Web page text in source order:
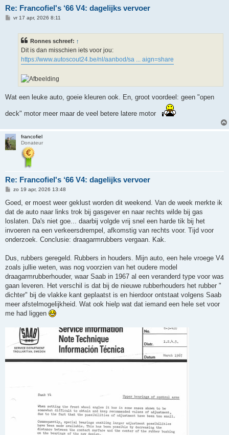
Re: Francofiel's ‘66 V4: dagelijks vervoer
Bvr 17 apr, 2026 8:11
Ronnes schreef: ↑
Dit is dan misschien iets voor jou:
https://www.autoscout24.be/nl/aanbod/sa ... aign=share
Wat een leuke auto, goeie kleuren ook. En, groot voordeel: geen "open
deck" motor meer maar de veel betere latere motor
francofiel
Donateur
Re: Francofiel's ‘66 V4: dagelijks vervoer
B
r
c
h
zo 19 apr, 2026 13:48
Goed, er moest weer geklust worden dit weekend. Van de week merkte ik
dat de auto naar links trok bij gasgever en naar rechts wilde bij gas
loslaten. Da's niet goe... daarbij volgde vrij snel een harde tik bij het
invoeren na een verkeersdrempel, afkomstig van rechts voor. Tijd voor
onderzoek. Conclusie: draagarmrubbers vergaan. Kak.
Dus, rubbers geregeld. Rubbers in houders. Mijn auto, een hele vroege V4
zoals jullie weten, was nog voorzien van het oudere model
draagarmrubberhouder, waar Saab in 1967 al een veranderd type voor was
gaan leveren. Het verschil is dat bij de nieuwe rubberhouders het rubber "
dichter" bij de vlakke kant geplaatst is en hierdoor ontstaat volgens Saab
meer afstelmogelijkheid. Wat ook hielp wat dat iemand een hele set voor
me had liggen